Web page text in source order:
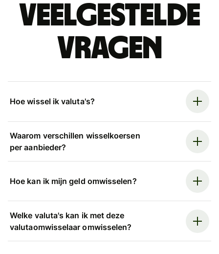
Veelgestelde
vragen
Hoe wissel ik valuta's?
Waarom verschillen wisselkoersen
per aanbieder?
Hoe kan ik mijn geld omwisselen?
Welke valuta's kan ik met deze
valutaomwisselaar omwisselen?